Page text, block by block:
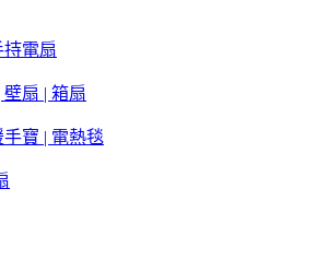
持電扇
扇 | 箱扇
手寶 | 電熱毯